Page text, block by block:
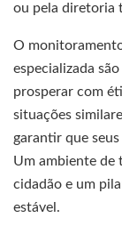
ou pela diretoria
O
especializada
prosperar com
situações
garantir que
Um ambiente de
cidadão e um
estável.